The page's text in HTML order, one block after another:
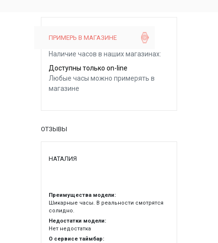
ПРИМЕРЬ В МАГАЗИНЕ
Наличие часов в наших магазинах:
Доступны только on-line
Любые часы можно примерять в
магазине
ОТЗЫВЫ
НАТАЛИЯ
Преимущества модели:
Шикарные часы. В реальности смотрятся
солидно.
Недостатки модели:
Нет недостатка
О сервисе таймбар: